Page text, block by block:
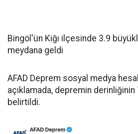
Bingöl'ün Kiğı ilçesinde 3.9
meydana geldi
AFAD Deprem sosyal medya
açıklamada, depremin
belirtildi.